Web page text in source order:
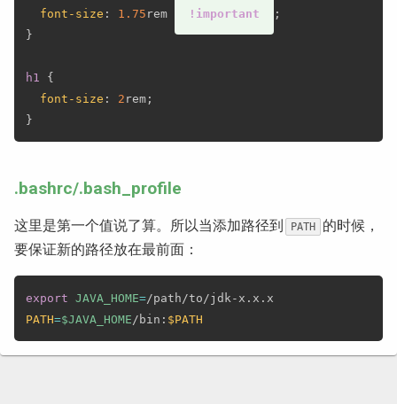
font-size : 1.75 rem !important
;
}
h1
{
font-size : 2 rem;
}
.bashrc/.bash_profile
这里是第一个值说了算。所以当添加路径到 PATH
的时候，
要保证新的路径放在最前面：
export JAVA_HOME=
PATH=$JAVA_HOME /bin: $PATH